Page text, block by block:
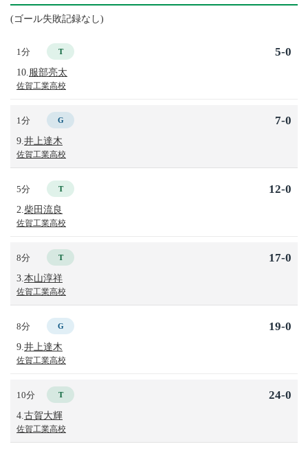
(ゴール失敗記録なし)
1分 T
10. 服部亮太
佐賀工業高校
5-0
1分 G
9. 井上達木
佐賀工業高校
7-0
5分 T
2. 柴田流良
佐賀工業高校
12-0
8分 T
3. 本山淳祥
佐賀工業高校
17-0
8分 G
9. 井上達木
佐賀工業高校
19-0
10分 T
4. 古賀大輝
佐賀工業高校
24-0